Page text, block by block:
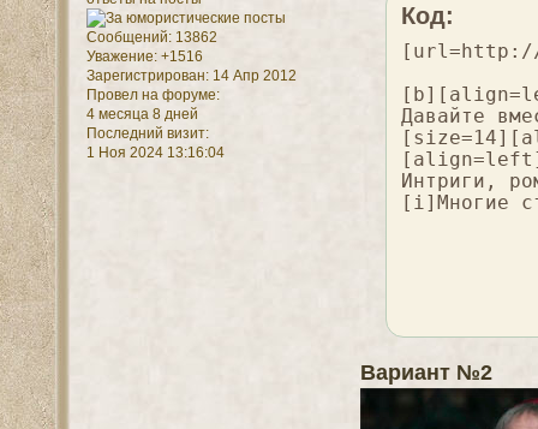
Сообщений:13862
Уважение: +1516
Зарегистрирован: 14 Апр 2012
Провел на форуме:
4 месяца 8 дней
Последний визит:
1 Ноя 2024 13:16:04
Код:
Давайте
Интриги,
[i]Многие
Вариант №2